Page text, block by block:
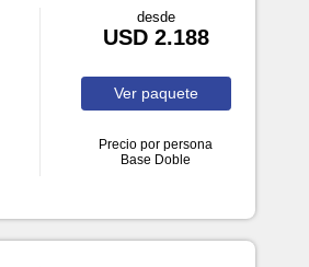
desde
USD 2.188
Ver paquete
Precio por persona
Base Doble